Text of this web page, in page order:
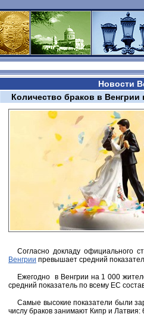
Новости
Количество браков в
Согласно докладу официального
Венгрии превышает средний
Ежегодно в Венгрии на 1 000
средний показатель по всему ЕС
Самые высокие показатели были
числу браков занимают Кипр и